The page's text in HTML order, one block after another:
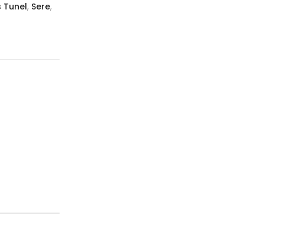
Tunel, Sere,